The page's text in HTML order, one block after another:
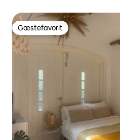
Gæstefavorit
Gæstefavorit